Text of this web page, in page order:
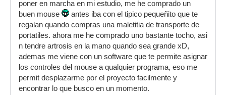
poner en marcha en mi estudio, me he comprado un
buen mouse
antes iba con el tipico pequeñito que te
regalan quando compras una maletitia de transporte de
portatiles. ahora me he comprado uno bastante tocho, asi
n tendre artrosis en la mano quando sea grande xD,
ademas me viene con un software que te permite asignar
los controles del mouse a qualquier programa, eso me
permit desplazarme por el proyecto facilmente y
encontrar lo que busco en un momento.